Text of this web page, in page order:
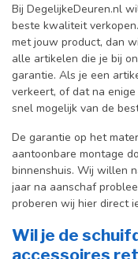
Bij DegelijkeDeuren.nl
beste kwaliteit
met jouw product, dan
alle artikelen die je bij
garantie. Als je een
verkeert, of dat na
snel mogelijk van de
De garantie op het
aantoonbare montage
binnenshuis. Wij willen
jaar na aanschaf
proberen wij hier direct
Wil je de
accessoires